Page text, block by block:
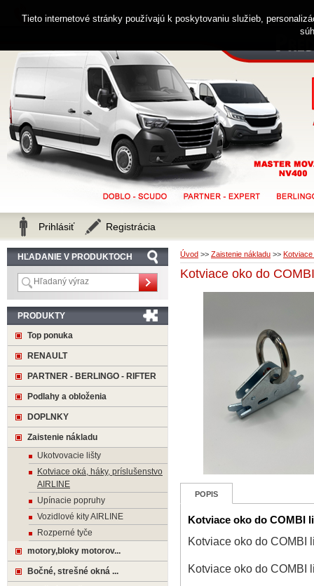
Úvod >> Zaistenie nákladu >>
Kotviace oko do
POPIS
Kotviace oko do COMBI
Kotviace oko do COMBI
Kotviace oko do COMBI
HĽADANIE V PRODUKTOCH
PRODUKTY
Top ponuka
RENAULT
PARTNER - BERLINGO - RIFTER
Podlahy a obloženia
DOPLNKY
Zaistenie nákladu
Ukotvovacie lišty
Kotviace oká, háky, príslušenstvo
AIRLINE
Upínacie popruhy
Vozidlové kity AIRLINE
Rozperné tyče
motory,bloky motorov...
Bočné, strešné okná ...
Zákaznícka linka 0914 238 482
Prihlásiť Registrácia
Tieto internetové stránky používajú k poskytovaniu služieb,